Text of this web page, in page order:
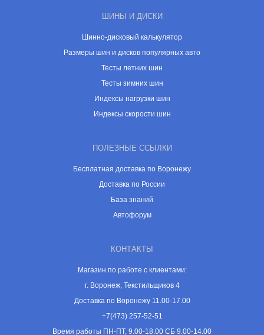
ШИНЫ И ДИСКИ
Шинно-дисковый калькулятор
Размеры шин и дисков популярных авто
Тесты летних шин
Тесты зимних шин
Индексы нагрузки шин
Индексы скорости шин
ПОЛЕЗНЫЕ ССЫЛКИ
Бесплатная доставка по Воронежу
Доставка по России
База знаний
Автофорум
КОНТАКТЫ
Магазин по работе с клиентами:
г. Воронеж, Текстильщиков 4
Доставка по Воронежу 11.00-17.00
+7(473) 257-52-51
Время работы ПН-ПТ, 9.00-18.00 СБ 9.00-14.00